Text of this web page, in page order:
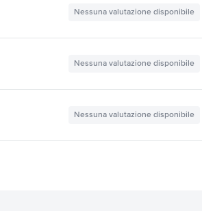
Nessuna valutazione disponibile
Nessuna valutazione disponibile
Nessuna valutazione disponibile